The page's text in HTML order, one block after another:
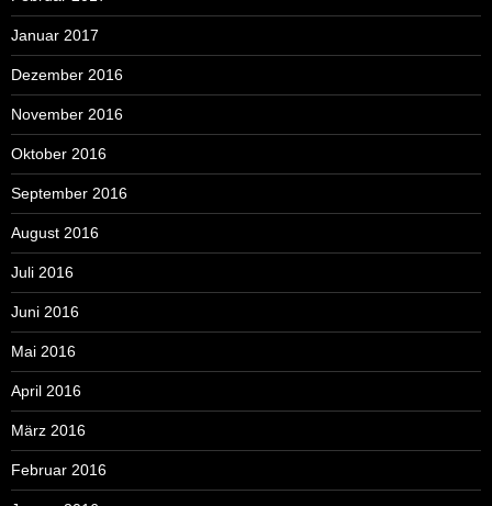
Januar 2017
Dezember 2016
November 2016
Oktober 2016
September 2016
August 2016
Juli 2016
Juni 2016
Mai 2016
April 2016
März 2016
Februar 2016